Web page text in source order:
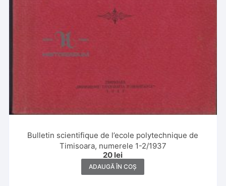
Bulletin scientifique de l’ecole polytechnique de
Timisoara, numerele 1-2/1937
20 lei
ADAUGĂ ÎN COȘ